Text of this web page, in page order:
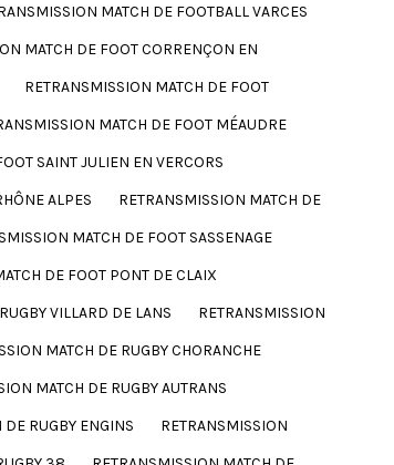
MATCH DE FOOTBALL VARCES
MATCH DE FOOT CORRENÇON EN
RETRANSMISSION MATCH DE FOOT
MATCH DE FOOT MÉAUDRE
SAINT JULIEN EN VERCORS
ALPES
RETRANSMISSION MATCH DE
MATCH DE FOOT SASSENAGE
DE FOOT PONT DE CLAIX
VILLARD DE LANS
RETRANSMISSION
MATCH DE RUGBY CHORANCHE
MATCH DE RUGBY AUTRANS
RUGBY ENGINS
RETRANSMISSION